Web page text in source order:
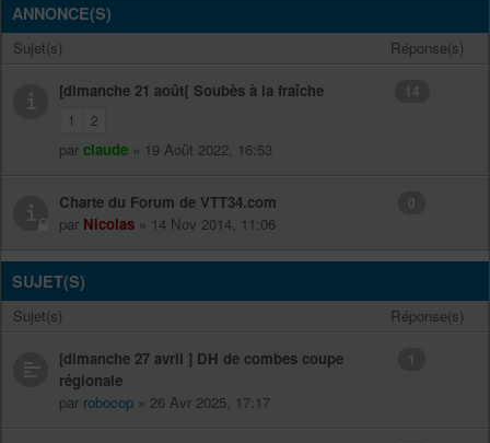
ANNONCE(S)
Sujet(s) Réponse(s)
[dimanche 21 août{ Soubès à la fraîche
1 2
par claude » 19 Août 2022, 16:53
14
Charte du Forum de VTT34.com
par Nicolas » 14 Nov 2014, 11:06
0
SUJET(S)
Sujet(s) Réponse(s)
[dimanche 27 avril ] DH de combes coupe
régionale
par robocop » 26 Avr 2025, 17:17
1